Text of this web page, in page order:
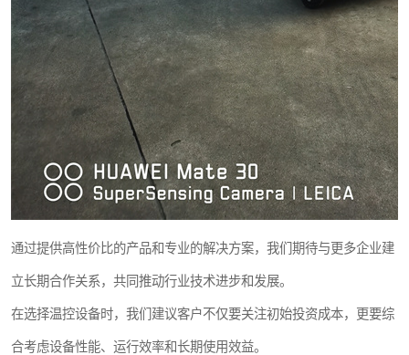
通过提供高性价比的产品和专业的解决方案，我们期待与更多企业建
立长期合作关系，共同推动行业技术进步和发展。
在选择温控设备时，我们建议客户不仅要关注初始投资成本，更要综
合考虑设备性能、运行效率和长期使用效益。